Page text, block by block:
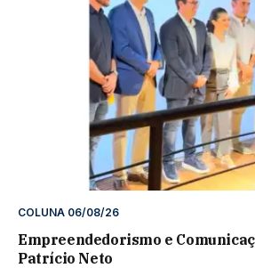
COLUNA 06/08/26
Empreendedorismo e
Patrício Neto